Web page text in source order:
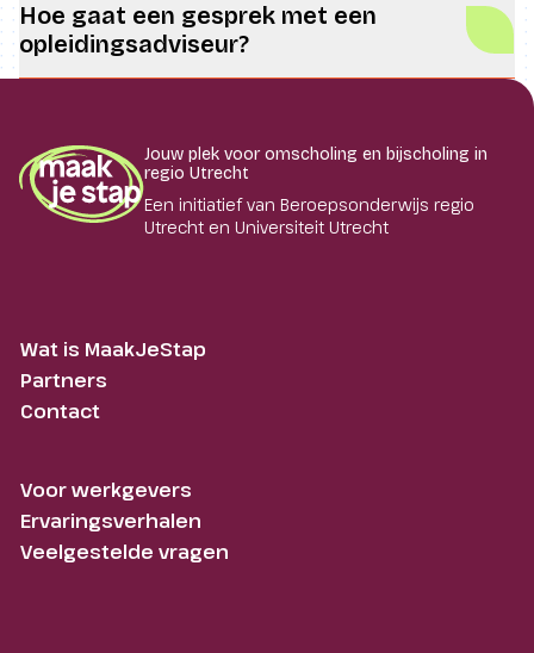
Hoe gaat een gesprek met een
opleidingsadviseur?
Jouw plek voor omscholing en bijscholing in
regio Utrecht
Een initiatief van Beroepsonderwijs regio
Utrecht en Universiteit Utrecht
Wat is MaakJeStap
Partners
Contact
Voor werkgevers
Ervaringsverhalen
Veelgestelde vragen